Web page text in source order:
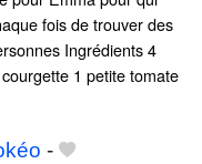
fois de trouver des
Ingrédients 4
1 petite tomate
-